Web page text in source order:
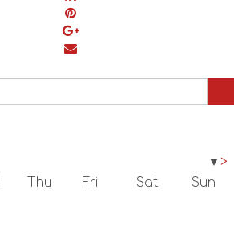
▼>
Thu Fri Sat Sun